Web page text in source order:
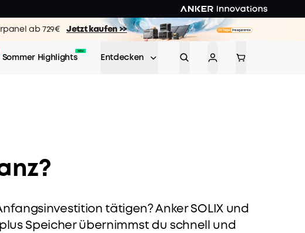
sparen.Jetzt kaufen >>
Jetzt bestellen >>
ab 729€ Jetzt kaufen >>
Jetzt kaufen >>
Sommer Highlights Entdecken
tätigen? Anker SOLIX und
Speicher übernimmst du schnell und